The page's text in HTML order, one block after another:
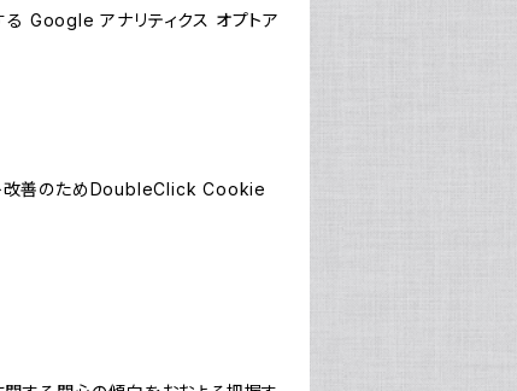
Google アナリティクス オプトア
ト改善のためDoubleClick Cookie